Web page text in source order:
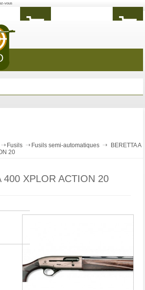
vous
Fusils Fusils semi-automatiques
BERETTA A
20
400 XPLOR ACTION 20